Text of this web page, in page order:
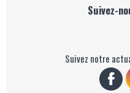
Suivez-
Suivez notre